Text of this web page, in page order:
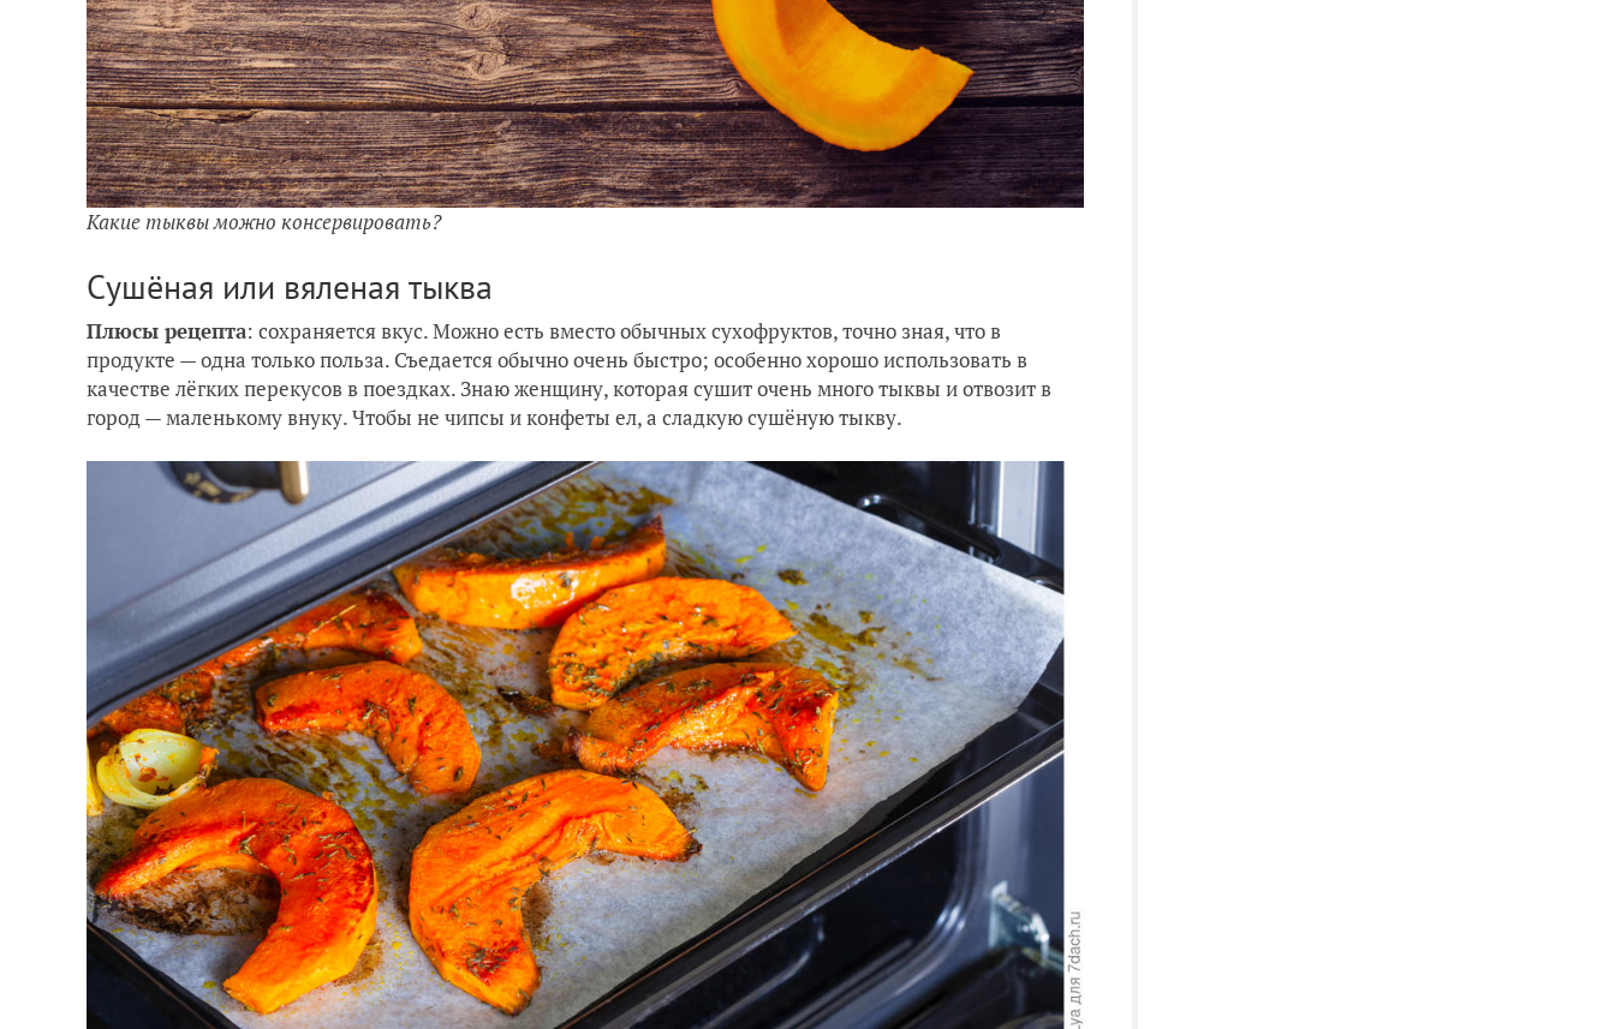
Какие тыквы можно консервировать?
Сушёная или вяленая тыква
Плюсы рецепта: сохраняется вкус. Можно есть вместо обычных сухофруктов, точно зная, что в
продукте — одна только польза. Съедается обычно очень быстро; особенно хорошо использовать в
качестве лёгких перекусов в поездках. Знаю женщину, которая сушит очень много тыквы и отвозит в
город — маленькому внуку. Чтобы не чипсы и конфеты ел, а сладкую сушёную тыкву.